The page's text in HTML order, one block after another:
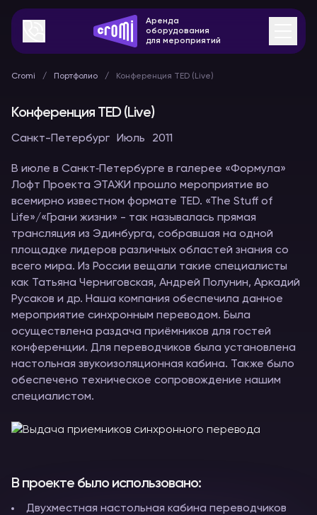
Аренда
оборудования
для мероприятий
Cromi Портфолио Конференция TED (Live)
Конференция TED (Live)
Санкт-Петербург Июль 2011
В июле в Санкт‐Петербурге в галерее «Формула»
Лофт Проекта ЭТАЖИ прошло мероприятие во
всемирно известном формате TED. «The Stuff of
Life»/«Грани жизни» - так называлась прямая
трансляция из Эдинбурга, собравшая на одной
площадке лидеров различных областей знания со
всего мира. Из России вещали такие специалисты
как Татьяна Черниговская, Андрей Полунин, Аркадий
Русаков и др. Наша компания обеспечила данное
мероприятие синхронным переводом. Была
осуществлена раздача приёмников для гостей
конференции. Для переводчиков была установлена
настольная звукоизоляционная кабина. Также было
обеспечено техническое сопровождение нашим
специалистом.
В проекте было использовано:
Двухместная настольная кабина переводчиков